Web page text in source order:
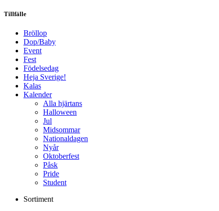
Tillfälle
Bröllop
Dop/Baby
Event
Fest
Födelsedag
Heja Sverige!
Kalas
Kalender
Alla hjärtans
Halloween
Jul
Midsommar
Nationaldagen
Nyår
Oktoberfest
Påsk
Pride
Student
Sortiment